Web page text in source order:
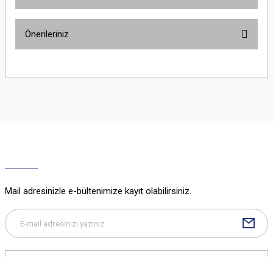
Önerileriniz
yetersiz gördüğünüz noktaları öneri formunu kullanarak tarafımıza
Bu ürüne benzer farklı alternatifler olmalı.
Mail adresinizle e-bültenimize kayıt olabilirsiniz.